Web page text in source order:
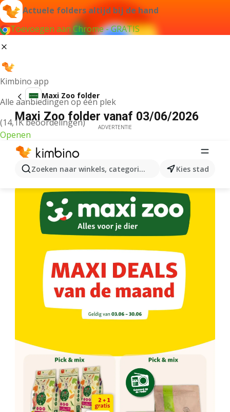
Actuele folders altijd bij de hand
Toevoegen aan Chrome - GRATIS
Kimbino app
Alle aanbiedingen op één plek
(14,1K beoordelingen)
Openen
Zoeken naar winkels, categorieën, producten...
Kies stad
Maxi Zoo folder
Maxi Zoo folder vanaf 03/06/2026
ADVERTENTIE